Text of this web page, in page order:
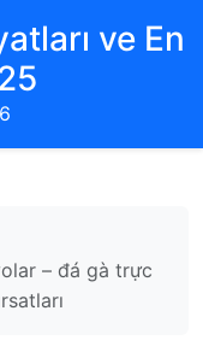
ve En
– đá gà trực